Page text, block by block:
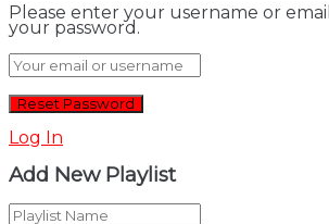
Please enter your username or
your password.
Log In
Add New Playlist